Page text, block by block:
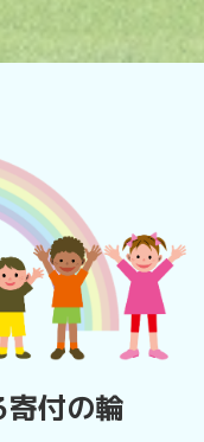
寄付の輪